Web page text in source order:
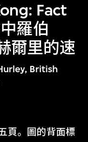
Fact
羅伯
爾里的速
British
頁。圖的背面標